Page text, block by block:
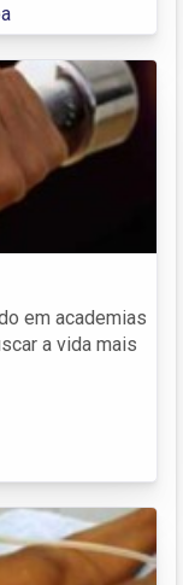
em academias
a vida mais